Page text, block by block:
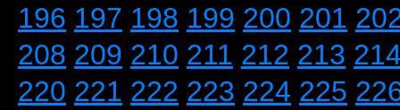
196 197 198 199 200 201
208 209 210 211 212 213
220 221 222 223 224 225